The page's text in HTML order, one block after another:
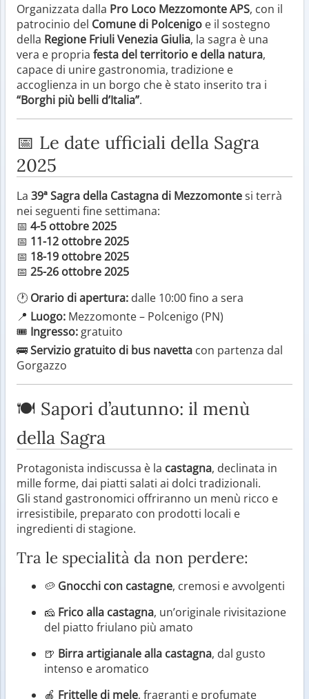
Organizzata dalla Pro Loco Mezzomonte APS, con il
patrocinio del Comune di Polcenigo e il sostegno
della Regione Friuli Venezia Giulia, la sagra è una
vera e propria festa del territorio e della natura,
capace di unire gastronomia, tradizione e
accoglienza in un borgo che è stato inserito tra i
“Borghi più belli d’Italia”.
📅 Le date ufficiali della Sagra
2025
La 39ª Sagra della Castagna di Mezzomontesi terrà
nei seguenti fine settimana:
📅 4-5 ottobre 2025
📅 11-12 ottobre 2025
📅 18-19 ottobre 2025
📅 25-26 ottobre 2025
🕐 Orario di apertura: dalle 10:00 fino a sera
📍 Luogo: Mezzomonte – Polcenigo (PN)
🎟️ Ingresso: gratuito
🚌Servizio gratuito di bus navetta con partenza dal
Gorgazzo
🍽️ Sapori d’autunno: il menù
della Sagra
Protagonista indiscussa è la castagna, declinata in
mille forme, dai piatti salati ai dolci tradizionali.
Gli stand gastronomici offriranno un menù ricco e
irresistibile, preparato con prodotti locali e
ingredienti di stagione.
Tra le specialità da non perdere:
🥔 Gnocchi con castagne, cremosi e avvolgenti
🧀 Frico alla castagna, un’originale rivisitazione
del piatto friulano più amato
🍺 Birra artigianale alla castagna, dal gusto
intenso e aromatico
🍎 Frittelle di mele, fragranti e profumate